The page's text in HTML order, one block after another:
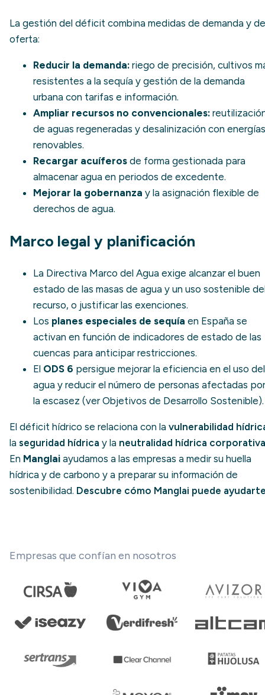
La gestión del déficit combina medidas de demanda y de
oferta:
Reducir la demanda: riego de precisión, cultivos
resistentes a la sequía y gestión de la demanda
urbana con tarifas e información.
Ampliar recursos no convencionales:
de aguas regeneradas y desalinización con energías
renovables.
Recargar acuíferos de forma gestionada para
almacenar agua en periodos de excedente.
Mejorar la gobernanza y la asignación flexible de
derechos de agua.
Marco legal y planificación
La Directiva Marco del Agua exige alcanzar el buen
estado de las masas de agua y un uso sostenible
recurso, o justificar las exenciones.
Los planes especiales de sequía en España se
activan en función de indicadores de estado de las
cuencas para anticipar restricciones.
El ODS 6 persigue mejorar la eficiencia en el uso del
agua y reducir el número de personas afectadas por
la escasez (ver Objetivos de Desarrollo Sostenible).
El déficit hídrico se relaciona con la vulnerabilidad
la seguridad hídrica y la neutralidad hídrica corporativa
En Manglai ayudamos a las empresas a medir su huella
hídrica y de carbono y a preparar su información de
sostenibilidad. Descubre cómo Manglai puede
Empresas que confían en nosotros